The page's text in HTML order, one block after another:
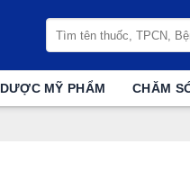
kiếm:
DƯỢC MỸ PHẨM CHĂM